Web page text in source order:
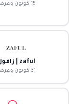
15 كوبون وعرض
zaful | زافول
31 كوبون وعرض